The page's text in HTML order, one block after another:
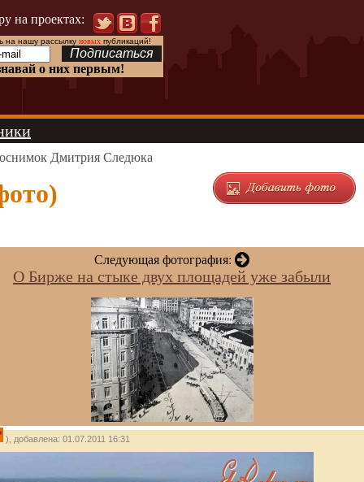
на проектах:
на нашу рассылку новыхпубликаций!
о них первым!
Дмитрия Следюка
Следующая фотография:
О Бирже на стыке двух площадей уже забыли
), добавлена: 01.07.2011 16:31